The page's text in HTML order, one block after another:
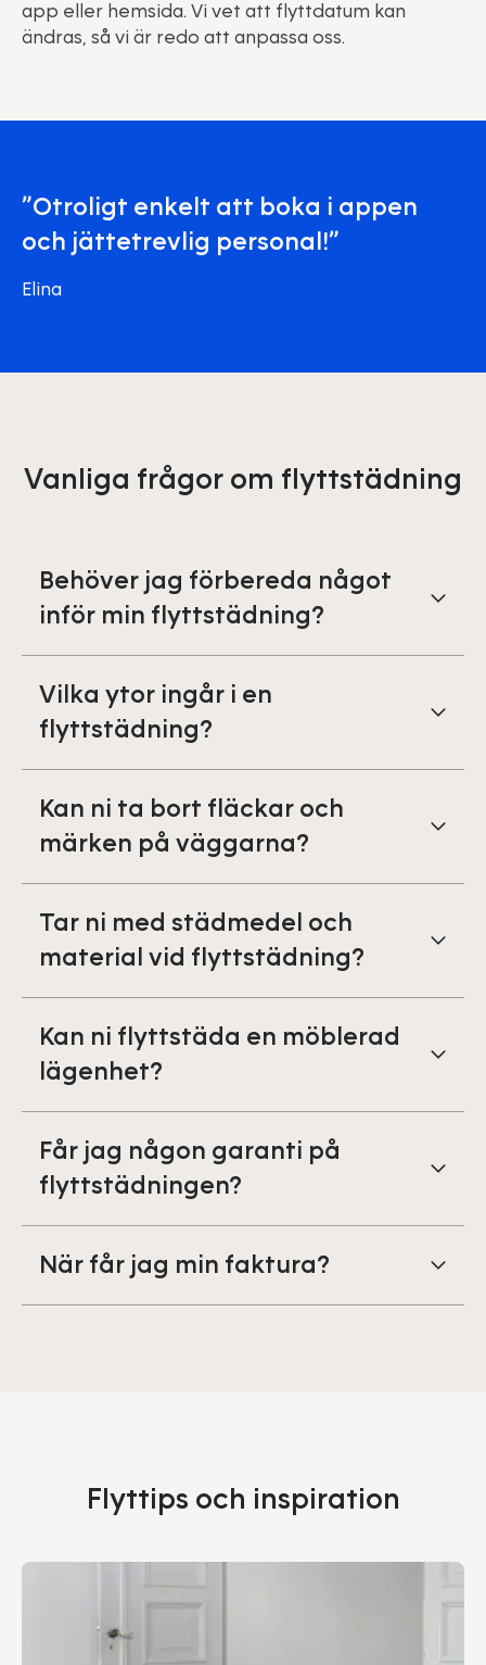
app eller hemsida. Vi vet att flyttdatum kan
ändras, så vi är redo att anpassa oss.
”Otroligt enkelt att boka i appen
och jättetrevlig personal!”
Elina
Vanliga frågor om flyttstädning
Behöver jag förbereda något
inför min flyttstädning?
Vilka ytor ingår i en
flyttstädning?
Kan ni ta bort fläckar och
märken på väggarna?
Tar ni med städmedel och
material vid flyttstädning?
Kan ni flyttstäda en möblerad
lägenhet?
Får jag någon garanti på
flyttstädningen?
När får jag min faktura?
Flyttips och inspiration